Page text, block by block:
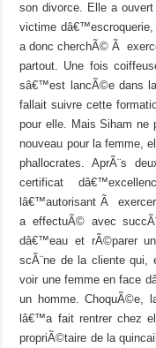
son divorce. Elle a
victime
a donc cherchÃ© Ã
partout. Une fois
sâ€™est lancÃ©e dans
fallait suivre cette
pour elle. Mais Siham ne
nouveau pour la femme,
phallocrates. AprÃ¨s
certificat
lâ€™autorisant Ã
a effectuÃ© avec
dâ€™eau et rÃ©parer
scÃ¨ne de la cliente
voir une femme en face
un homme. ChoquÃ©e,
lâ€™a fait rentrer chez
propriÃ©taire de la